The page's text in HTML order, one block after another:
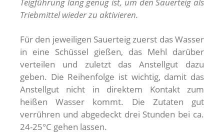
Triebmittel wieder zu aktivieren.
Für den jeweiligen Sauerteig zuerst das Wasser
in eine Schüssel gießen, das Mehl darüber
verteilen und zuletzt das Anstellgut dazu
geben. Die Reihenfolge ist wichtig, damit das
Anstellgut nicht in direktem Kontakt zum
heißen Wasser kommt. Die Zutaten gut
verrühren und abgedeckt drei Stunden bei ca.
24-25°C gehen lassen.